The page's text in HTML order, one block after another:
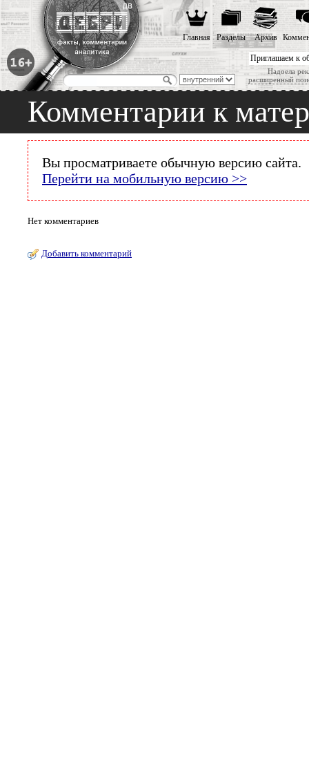
Приглашаем к
Надоела
расширенный
Главная Разделы Архив
Комментарии к
Вы просматриваете обычную версию сайта.
Перейти на мобильную версию >>
Нет комментариев
Добавить комментарий